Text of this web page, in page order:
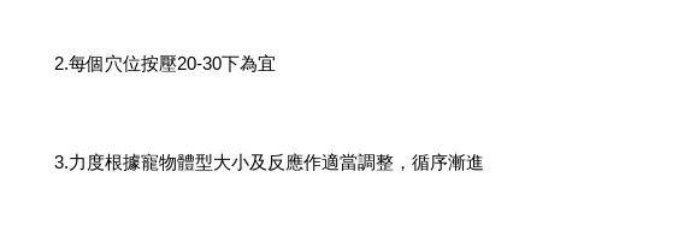
2.每個穴位按壓20-30下為宜
3.力度根據寵物體型大小及反應作適當調整，循序漸進